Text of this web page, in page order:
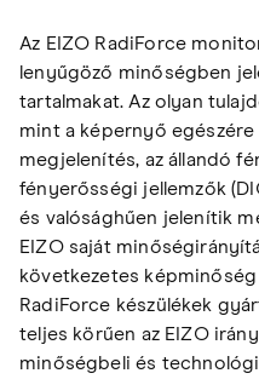
Az EIZO RadiForce
lenyűgöző minőségben
tartalmakat. Az olyan
mint a képernyő
megjelenítés, az állandó
fényerősségi jellemzők
és valósághűen jelenítik
EIZO saját
következetes képminőség
RadiForce készülékek
teljes körűen az EIZO
minőségbeli és